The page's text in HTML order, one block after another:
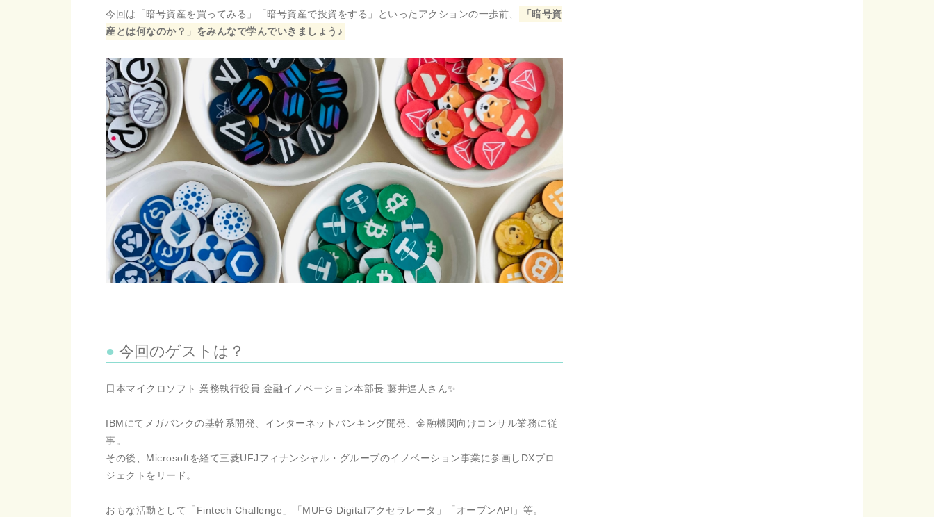
今回は「暗号資産を買ってみる」「暗号資産で投資をする」といったアクションの一歩前、
「暗号資
産とは何なのか？」をみんなで学んでいきましょう♪
今回のゲストは？
日本マイクロソフト 業務執行役員 金融イノベーション本部長 藤井達人さん✨
IBMにてメガバンクの基幹系開発、インターネットバンキング開発、金融機関向けコンサル業務に従
事。
その後、Microsoftを経て三菱UFJフィナンシャル・グループのイノベーション事業に参画しDXプロ
ジェクトをリード。
おもな活動として「Fintech Challenge」「MUFG Digitalアクセラレータ」「オープンAPI」等。